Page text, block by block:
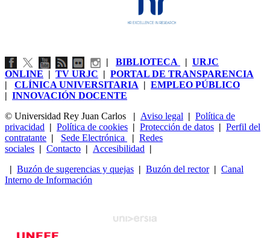
| BIBLIOTECA | URJC
ONLINE | TV URJC | PORTAL DE TRANSPARENCIA
| CLÍNICA UNIVERSITARIA | EMPLEO PÚBLICO
| INNOVACIÓN DOCENTE
© Universidad Rey Juan Carlos
| Aviso legal | Política de
privacidad | Política de cookies | Protección de datos | Perfil del
contratante | Sede Electrónica | Redes
sociales | Contacto | Accesibilidad |
| Buzón de sugerencias y quejas | Buzón del rector| Canal
Interno de Información